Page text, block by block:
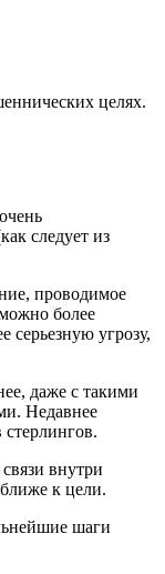
целях.
следует из
проводимое
более
угрозу,
даже с такими
Недавнее
внутри
к цели.
шаги